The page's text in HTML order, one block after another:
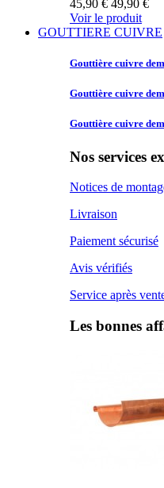
45,90 € 49,90 €
Voir le produit
GOUTTIERE CUIVRE
Gouttière cuivre
Gouttière cuivre
Gouttière cuivre
Nos services
Notices de
Livraison
Paiement sécurisé
Avis vérifiés
Service après
Les bonnes